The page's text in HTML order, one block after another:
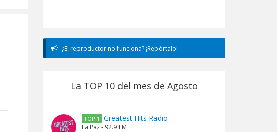
¿El reproductor no funciona? ¡Repórtalo!
La TOP 10 del mes de Agosto
TOP 1 Greatest Hits Radio
La Paz - 92.9 FM